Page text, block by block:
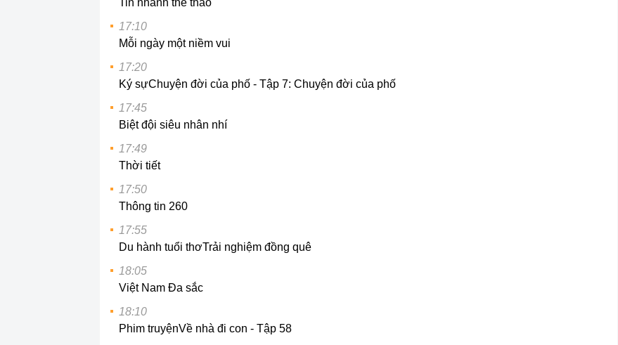
Tin nhanh thể thao
17:10
Mỗi ngày một niềm vui
17:20
Ký sựChuyện đời của phố - Tập 7: Chuyện đời của phố
17:45
Biệt đội siêu nhân nhí
17:49
Thời tiết
17:50
Thông tin 260
17:55
Du hành tuổi thơTrải nghiệm đồng quê
18:05
Việt Nam Đa sắc
18:10
Phim truyệnVề nhà đi con - Tập 58